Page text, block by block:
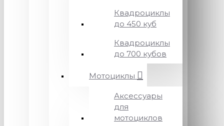
Квадроциклы
до 450 куб
Квадроциклы
до 700 кубов
Мотоциклы
Аксессуары
для
мотоциклов